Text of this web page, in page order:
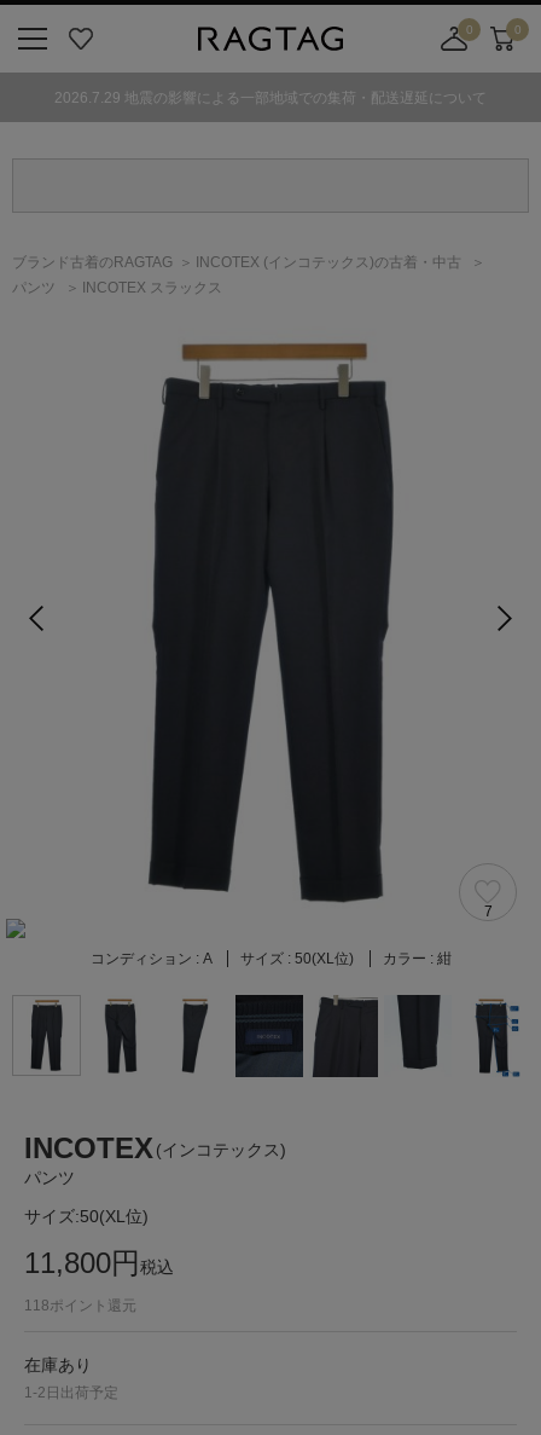
気
0
舗
カ
ト
0
2026.7.29 地震の影響による一部地域での集荷・配送遅延について
ブランド古着のRAGTAG INCOTEX (インコテックス)の古着・中古
パンツ
INCOTEX スラックス
7
コンディション : A サイズ : 50(XL位) カラー : 紺
INCOTEX (インコテックス)
パンツ
サイズ:50(XL位)
11,800円税込
118ポイント還元
在庫あり
1-2日出荷予定